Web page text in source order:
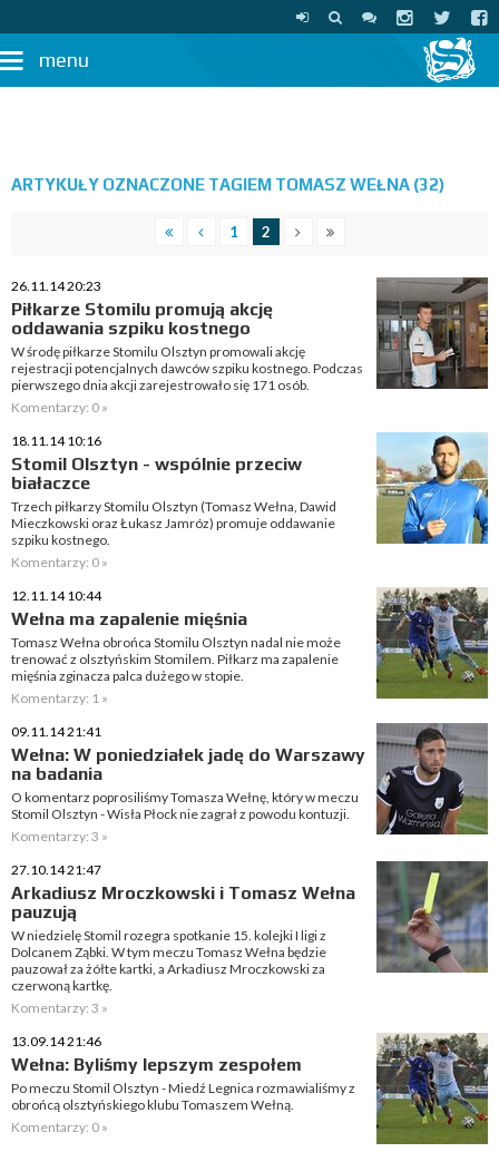
menu
ARTYKUŁY OZNACZONE TAGIEM TOMASZ WEŁNA (32)
1 2
26.11.14 20:23
Piłkarze Stomilu promują akcję
oddawania szpiku kostnego
W środę piłkarze Stomilu Olsztyn promowali akcję
rejestracji potencjalnych dawców szpiku kostnego. Podczas
pierwszego dnia akcji zarejestrowało się 171 osób.
Komentarzy: 0 »
18.11.14 10:16
Stomil Olsztyn - wspólnie przeciw
białaczce
Trzech piłkarzy Stomilu Olsztyn (Tomasz Wełna, Dawid
Mieczkowski oraz Łukasz Jamróz) promuje oddawanie
szpiku kostnego.
Komentarzy: 0 »
12.11.14 10:44
Wełna ma zapalenie mięśnia
Tomasz Wełna obrońca Stomilu Olsztyn nadal nie może
trenować z olsztyńskim Stomilem. Piłkarz ma zapalenie
mięśnia zginacza palca dużego w stopie.
Komentarzy: 1 »
09.11.14 21:41
Wełna: W poniedziałek jadę do Warszawy
na badania
O komentarz poprosiliśmy Tomasza Wełnę, który w meczu
Stomil Olsztyn - Wisła Płock nie zagrał z powodu kontuzji.
Komentarzy: 3 »
27.10.14 21:47
Arkadiusz Mroczkowski i Tomasz Wełna
pauzują
W niedzielę Stomil rozegra spotkanie 15. kolejki I ligi z
Dolcanem Ząbki. W tym meczu Tomasz Wełna będzie
pauzował za żółte kartki, a Arkadiusz Mroczkowski za
czerwoną kartkę.
Komentarzy: 3 »
13.09.14 21:46
Wełna: Byliśmy lepszym zespołem
Po meczu Stomil Olsztyn - Miedź Legnica rozmawialiśmy z
obrońcą olsztyńskiego klubu Tomaszem Wełną.
Komentarzy: 0 »